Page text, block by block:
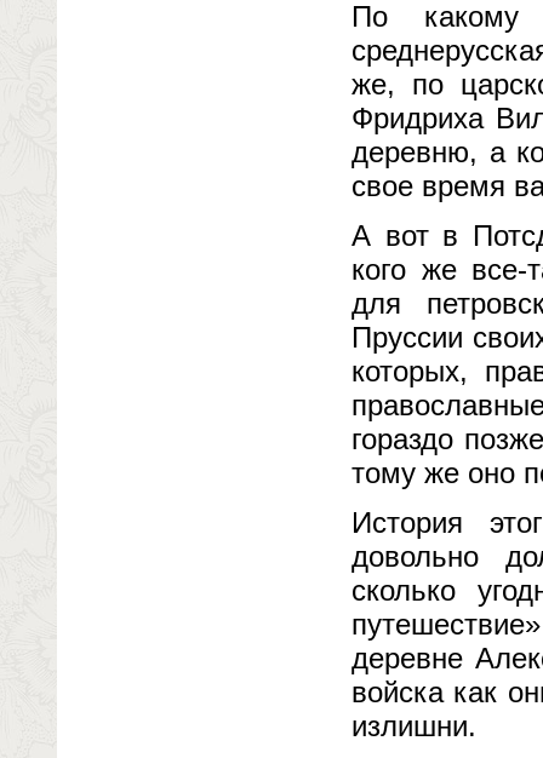
По какому
же, по
Фридриха
деревню, а
свое время
А вот в
кого же все-
для
Пруссии
которых,
гораздо
тому же оно
История
довольно
сколько
деревне
войска как
излишни.